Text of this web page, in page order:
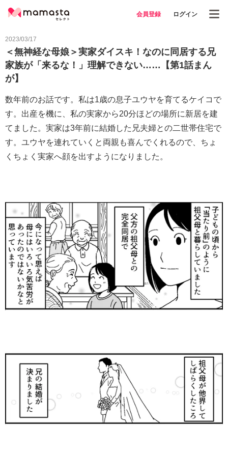
会員登録 ログイン
2023/03/17
＜無神経な母娘＞実家ダイスキ！なのに同居する兄
家族が「来るな！」理解できない……【第1話まん
が】
数年前のお話です。私は1歳の息子ユウヤを育てるケイコで
す。出産を機に、私の実家から20分ほどの場所に新居を建
てました。実家は3年前に結婚した兄夫婦との二世帯住宅で
す。ユウヤを連れていくと両親も喜んでくれるので、ちょ
くちょく実家へ顔を出すようになりました。